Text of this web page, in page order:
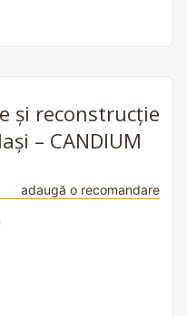
și reconstrucție
– CANDIUM
adaugă o recomandare